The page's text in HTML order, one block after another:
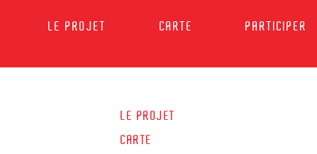
LE PROJET CARTE PARTICIPER
LE PROJET
CARTE